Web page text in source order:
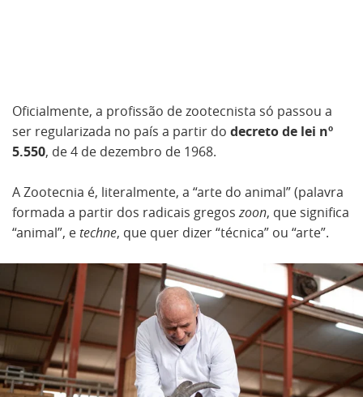
Oficialmente, a profissão de zootecnista só passou a
ser regularizada no país a partir do decreto de lei nº
5.550, de 4 de dezembro de 1968.
A Zootecnia é, literalmente, a “arte do animal” (palavra
formada a partir dos radicais gregoszoon, que significa
“animal”, etechne, que quer dizer “técnica” ou “arte”.